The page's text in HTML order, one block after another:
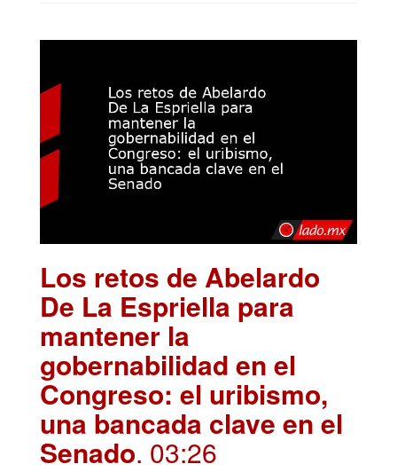
Los retos de Abelardo
De La Espriella para
mantener la
gobernabilidad en el
Congreso: el uribismo,
una bancada clave en el
Senado. 03:26